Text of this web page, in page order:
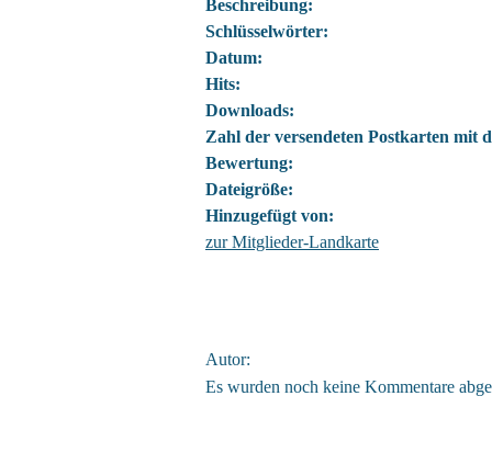
Beschreibung:
Schlüsselwörter:
Datum:
Hits:
Downloads:
Zahl der versendeten Postkarten mit
Bewertung:
Dateigröße:
Hinzugefügt von:
zur Mitglieder-Landkarte
Autor:
Es wurden noch keine Kommentare